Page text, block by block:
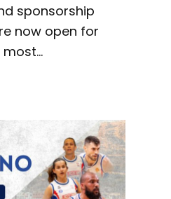
sponsorship
now open for
most…